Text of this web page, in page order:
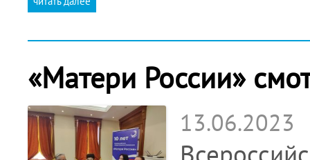
«Матери России»
13.06.2023